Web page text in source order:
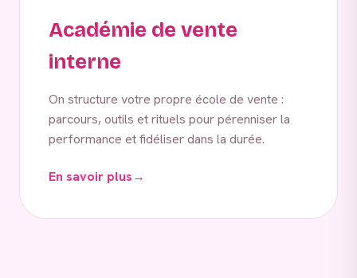
Académie de vente
interne
On structure votre propre école de vente :
parcours, outils et rituels pour pérenniser la
performance et fidéliser dans la durée.
En savoir plus→